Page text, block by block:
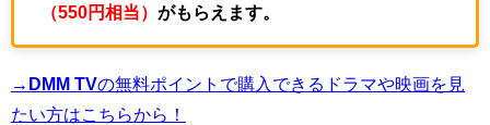
（550円相当） がもらえます。
→DMM TVの無料ポイントで購入できるドラマや映画を見
たい方はこちらから！